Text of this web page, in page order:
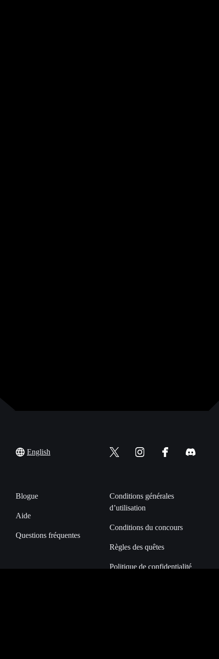
English
Blogue
Aide
Questions fréquentes
Conditions générales
d’utilisation
Conditions du concours
Règles des quêtes
Politique de confidentialité